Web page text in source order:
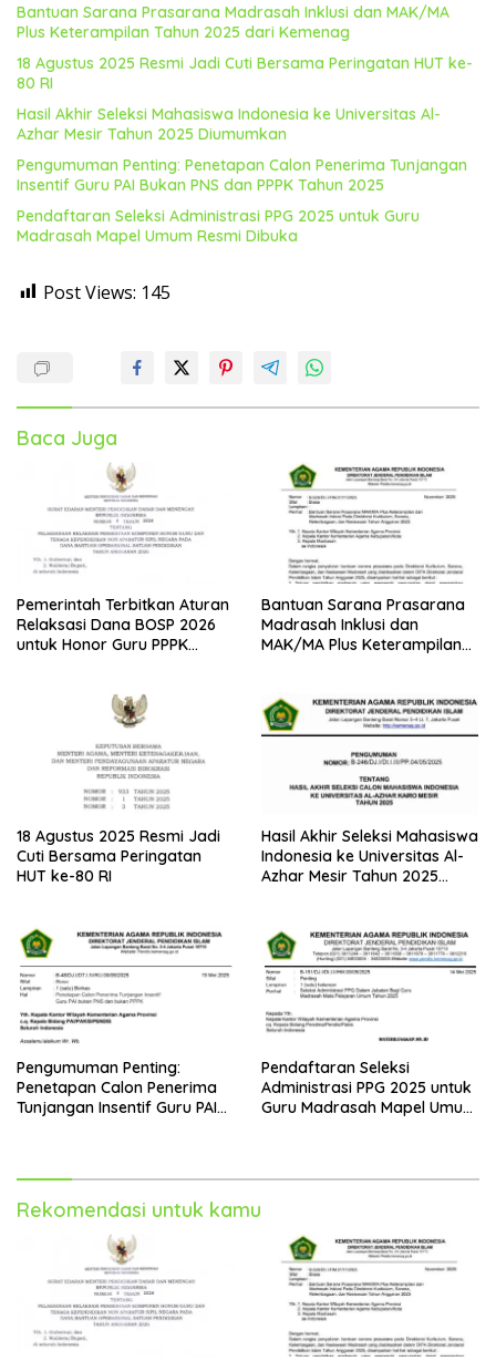
Bantuan Sarana Prasarana Madrasah Inklusi dan MAK/MA
Plus Keterampilan Tahun 2025 dari Kemenag
18 Agustus 2025 Resmi Jadi Cuti Bersama Peringatan HUT ke-
80 RI
Hasil Akhir Seleksi Mahasiswa Indonesia ke Universitas Al-
Azhar Mesir Tahun 2025 Diumumkan
Pengumuman Penting: Penetapan Calon Penerima Tunjangan
Insentif Guru PAI Bukan PNS dan PPPK Tahun 2025
Pendaftaran Seleksi Administrasi PPG 2025 untuk Guru
Madrasah Mapel Umum Resmi Dibuka
Post Views: 145
Baca Juga
Pemerintah Terbitkan Aturan
Relaksasi Dana BOSP 2026
untuk Honor Guru PPPK
Bantuan Sarana Prasarana
Madrasah Inklusi dan
MAK/MA Plus Keterampilan
18 Agustus 2025 Resmi Jadi
Cuti Bersama Peringatan
HUT ke-80 RI
Hasil Akhir Seleksi Mahasiswa
Indonesia ke Universitas Al-
Azhar Mesir Tahun 2025
Pengumuman Penting:
Penetapan Calon Penerima
Tunjangan Insentif Guru PAI
Pendaftaran Seleksi
Administrasi PPG 2025 untuk
Guru Madrasah Mapel Umum
Rekomendasi untuk kamu